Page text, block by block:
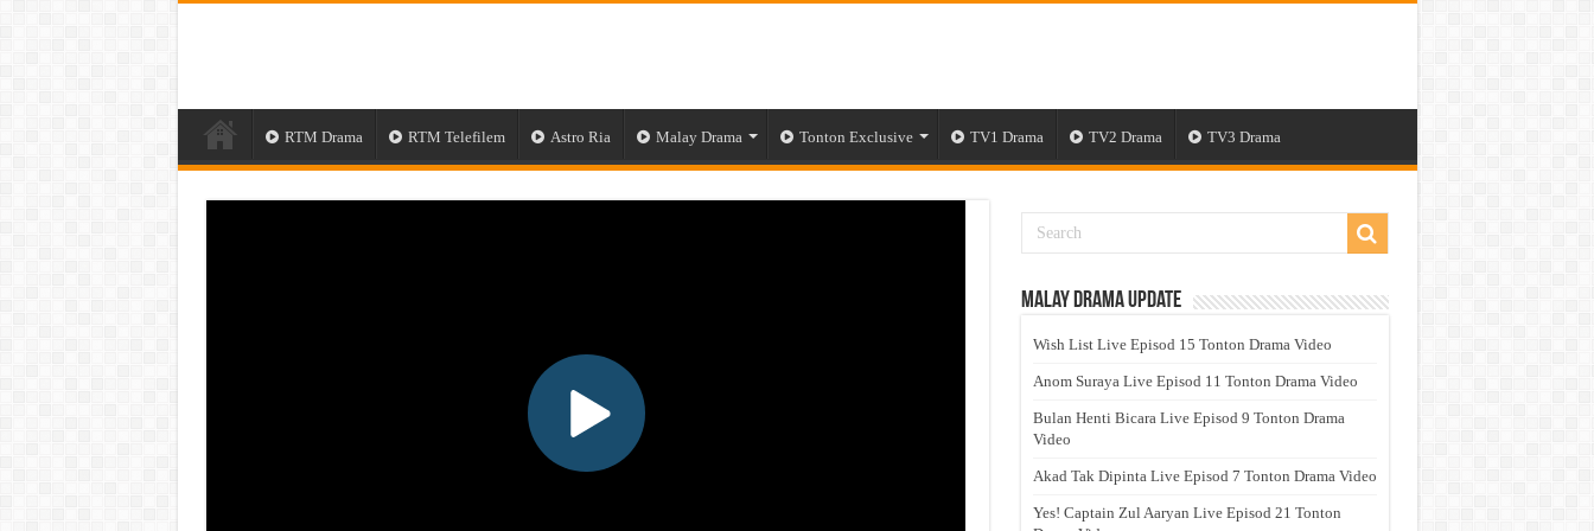
RTM Drama RTM Telefilem Astro Ria Malay Drama Tonton Exclusive TV1 Drama TV2 Drama TV3 Drama
Malay Drama Update
Wish List Live Episod 15 Tonton Drama Video
Anom Suraya Live Episod 11 Tonton Drama Video
Bulan Henti Bicara Live Episod 9 Tonton Drama
Video
Akad Tak Dipinta Live Episod 7 Tonton Drama Video
Yes! Captain Zul Aaryan Live Episod 21 Tonton